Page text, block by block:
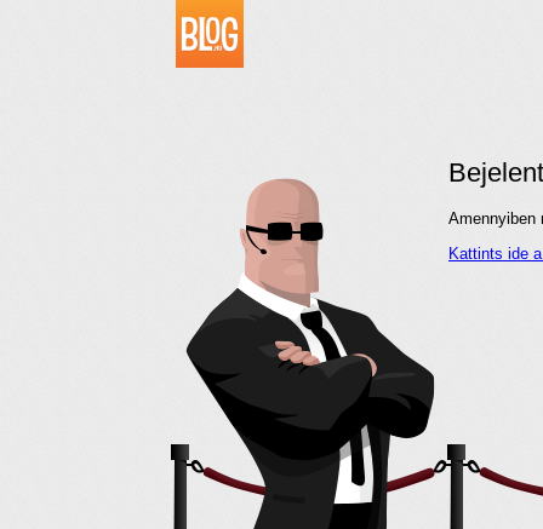
Amennyiben
Kattints ide